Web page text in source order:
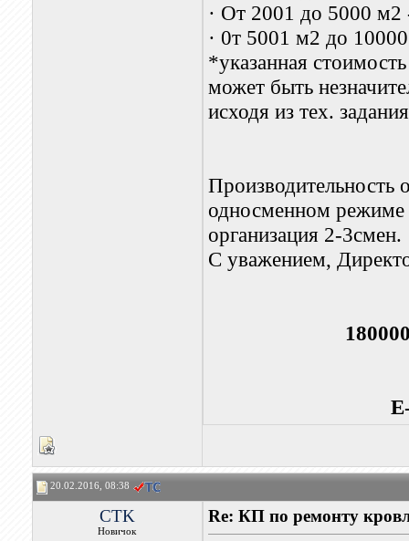
· От 2001 до 5000 м2
· 0т 5001 м2 до
*указанная
может быть
исходя из тех.
Производительность
односменном режиме
организация 2-3смен.
С уважением,
20.02.2016, 08:38
CTK
Новичок
Re: КП по ремонту